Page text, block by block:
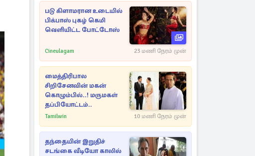
படு கிளாமரான உடையில்
பிக்பாஸ் புகழ் கெமி
வெளியிட்ட போட்டோஸ்
Cineulagam 23 மணி நேரம் முன்
மைத்திரிபால
சிறிசேனவின் மகன்
கொழும்பில்..! மருமகள்
தப்பியோட்டம்..
Tamilwin 10 மணி நேரம் முன்
தந்தையின் இறுதிச்
சடங்கை வீடியோ காலில்